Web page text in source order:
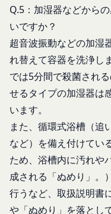
Q.5：加湿器などから
いですか？
超音波振動などの加湿
れ替えて容器を洗浄し
では5分間で殺菌され
せるタイプの加湿器は
います。
また、循環式浴槽（追
など）を備え付けてい
ため、浴槽内に汚れや
成される「ぬめり」。
行うなど、取扱説明書
や「ぬめり」を落とし
支払処理、データ
サービス、カスタ
行うサービスを提
ーケティングのサ
客様情報を提供す
外部サービスとの
当社は、
その他の外部サー
を利用した認証に
社にお客様情報を
法律上の理由
お客様の居住国内
段または公的もし
当社がお客様情報
当社は、前項各号
ることができるもの
第4条（会員登録）
会員登録手続きは
ら当社の指定する
本人が行うものと
申し込みが行われ
氏名等を入力され
のとみなします。
当社は、会員登録
れかの事由に該当
があります。
当社に提供され
き虚偽、誤記又